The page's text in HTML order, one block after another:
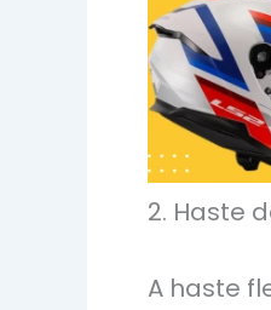
2. Haste
A haste